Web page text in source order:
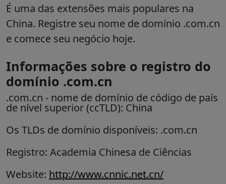
É uma das extensões mais populares na
China. Registre seu nome de domínio .com.cn
e comece seu negócio hoje.
Informações sobre o registro do
domínio .com.cn
.com.cn - nome de domínio de código de país
de nível superior (ccTLD): China
Os TLDs de domínio disponíveis: .com.cn
Registro: Academia Chinesa de Ciências
Website: http://www.cnnic.net.cn/